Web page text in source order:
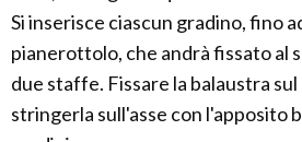
Si inserisce ciascun gradino, fino
pianerottolo, che andrà fissato al
due staffe. Fissare la balaustra
stringerla sull'asse con l'apposito